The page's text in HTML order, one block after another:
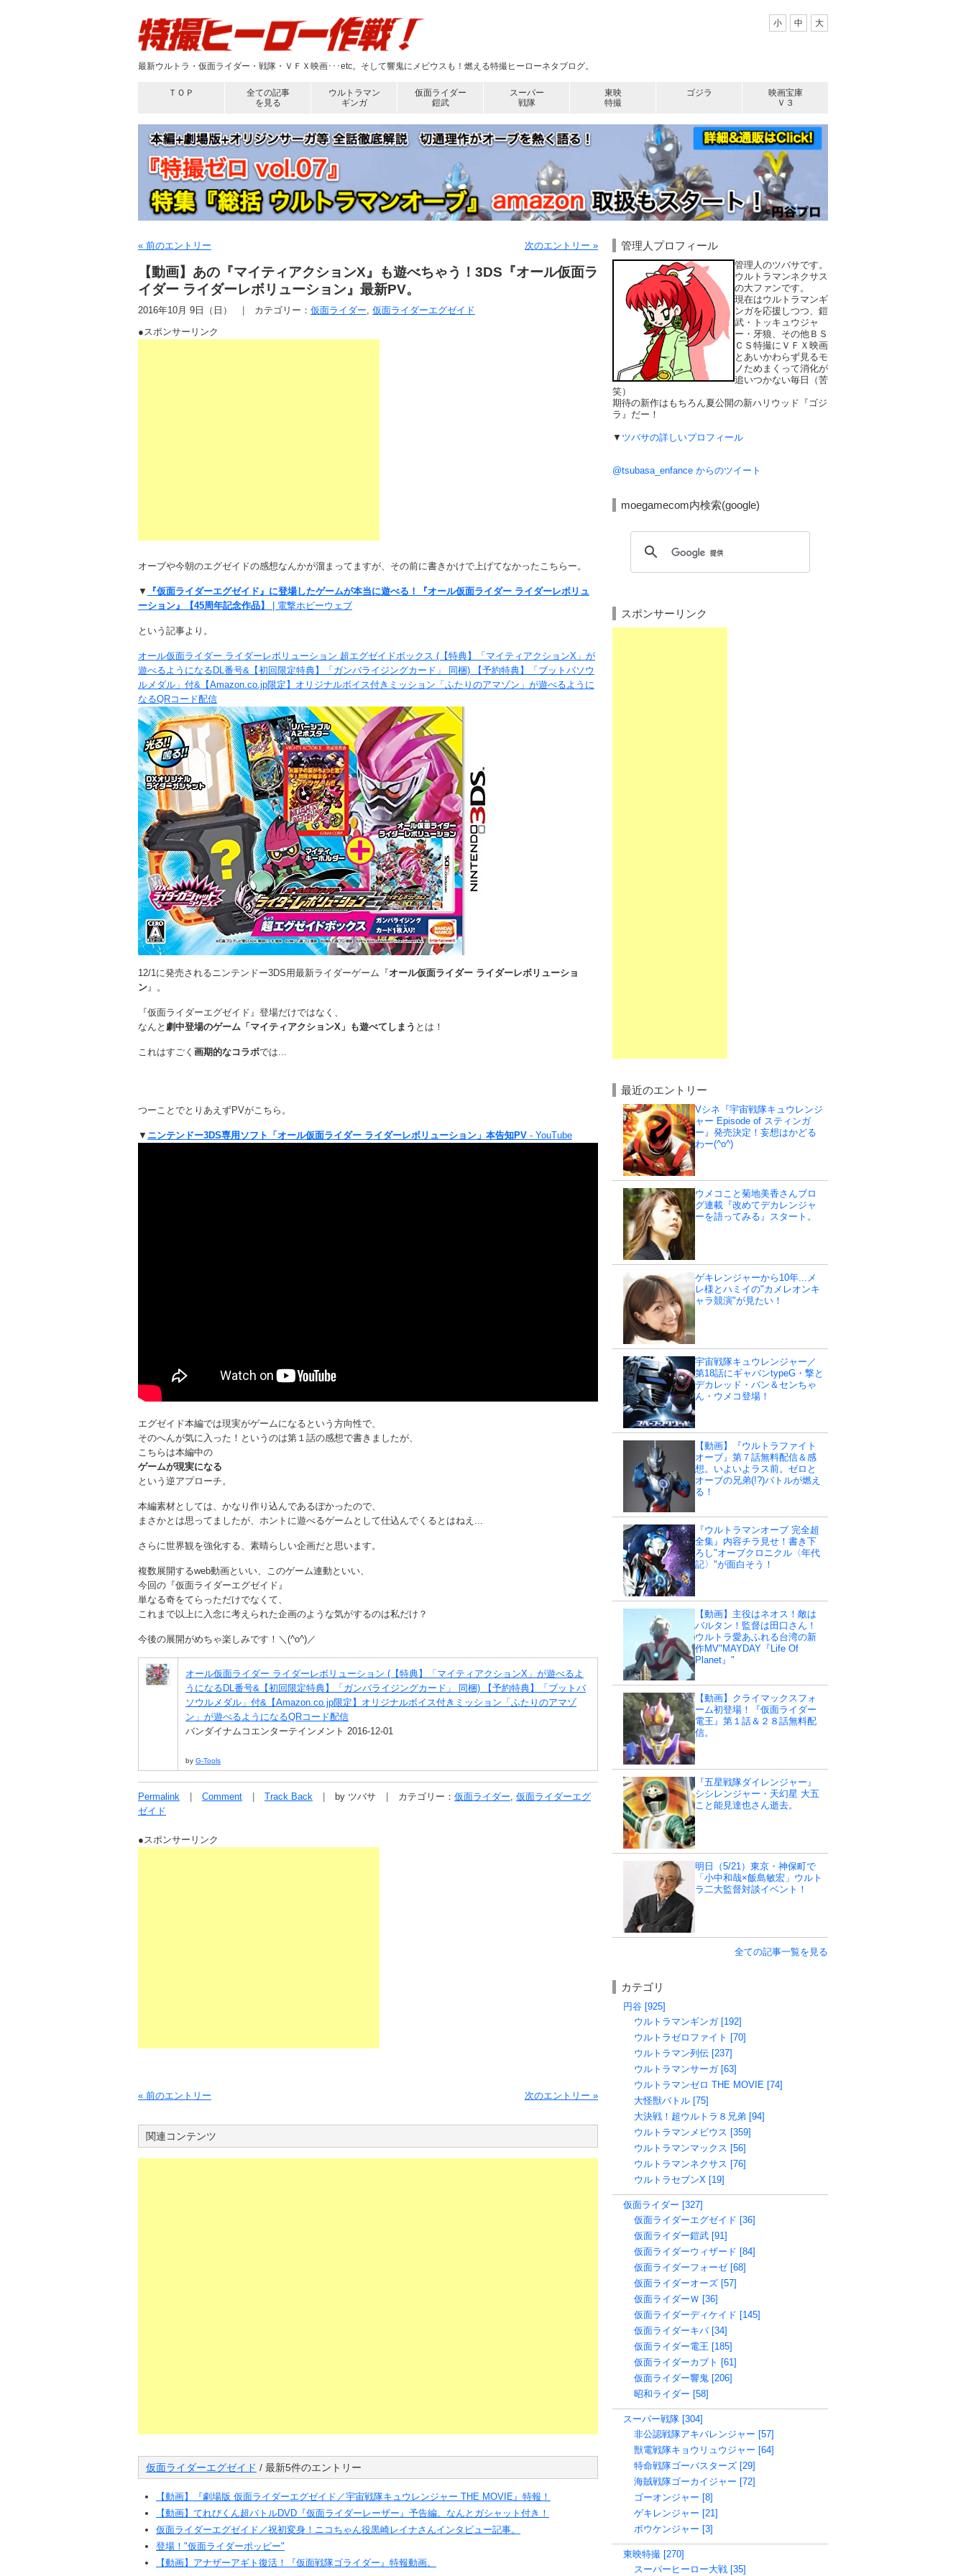
最新ウルトラ・仮面ライダー・戦隊・ＶＦＸ映画･･･etc。そして響鬼にメビウスも！燃える特撮ヒーローネタブログ。
ＴＯＰ
全ての記事
を見る
ウルトラマン
ギンガ
仮面ライダー
鎧武
スーパー
戦隊
東映
特撮
ゴジラ
映画宝庫
Ｖ３
小 中 大
« 前のエントリー 次のエントリー »
【動画】あの『マイティアクションX』も遊べちゃう！3DS『オール仮面ラ
イダー ライダーレボリューション』最新PV。
2016年10月 9日（日） カテゴリー： 仮面ライダー, 仮面ライダーエグゼイド
●スポンサーリンク
オーブや今朝のエグゼイドの感想なんかが溜まってますが、その前に書きかけで上げてなかったこちらー。
▼
『仮面ライダーエグゼイド』に登場したゲームが本当に遊べる！『オール仮面ライダー ライダーレボリュ
ーション』【45周年記念作品】
| 電撃ホビーウェブ
という記事より。
オール仮面ライダー ライダーレボリューション 超エグゼイドボックス (【特典】「マイティアクションX」が
遊べるようになるDL番号&【初回限定特典】「ガンバライジングカード」 同梱) 【予約特典】「ブットバソウ
ルメダル」付&【Amazon.co.jp限定】オリジナルボイス付きミッション「ふたりのアマゾン」が遊べるように
なるQRコード配信
12/1に発売されるニンテンドー3DS用最新ライダーゲーム『オール仮面ライダー ライダーレボリューショ
ン』。
『仮面ライダーエグゼイド』登場だけではなく、
なんと 劇中登場のゲーム「マイティアクションX」も遊べてしまう とは！
これはすごく 画期的なコラボでは...
つーことでとりあえずPVがこちら。
▼ ニンテンドー3DS専用ソフト「オール仮面ライダー ライダーレボリューション」本告知PV - YouTube
エグゼイド本編では現実がゲームになるという方向性で、
そのへんが気に入った！というのは第１話の感想で書きましたが、
こちらは本編中の
ゲームが現実になる
という逆アプローチ。
本編素材としては、かなり作り込んであるぽかったので、
まさかとは思ってましたが、ホントに遊べるゲームとして仕込んでくるとはねえ...
さらに世界観を強化する、素晴らしい企画だと思います。
複数展開するweb動画といい、このゲーム連動といい、
今回の『仮面ライダーエグゼイド』
単なる奇をてらっただけでなくて、
これまで以上に入念に考えられた企画のような気がするのは私だけ？
今後の展開がめちゃ楽しみです！＼(^o^)／
オール仮面ライダー ライダーレボリューション (【特典】「マイティアクションX」が遊べるよ
うになるDL番号&【初回限定特典】「ガンバライジングカード」 同梱) 【予約特典】「ブットバ
ソウルメダル」付&【Amazon.co.jp限定】オリジナルボイス付きミッション「ふたりのアマゾ
ン」が遊べるようになるQRコード配信
バンダイナムコエンターテインメント 2016-12-01
by G-Tools
Permalink Comment Track Back by ツバサ カテゴリー： 仮面ライダー, 仮面ライダーエグ
ゼイド
●スポンサーリンク
« 前のエントリー 次のエントリー »
関連コンテンツ
仮面ライダーエグゼイド / 最新5件のエントリー
【動画】『劇場版 仮面ライダーエグゼイド／宇宙戦隊キュウレンジャー THE MOVIE』特報！
【動画】てれびくん超バトルDVD『仮面ライダーレーザー』予告編。なんとガシャット付き！
仮面ライダーエグゼイド／祝初変身！ニコちゃん役黒崎レイナさんインタビュー記事。
登場！"仮面ライダーポッピー"
【動画】アナザーアギト復活！『仮面戦隊ゴライダー』特報動画。
管理人プロフィール
管理人のツバサです。
ウルトラマンネクサス
の大ファンです。
現在はウルトラマンギ
ンガを応援しつつ、鎧
武・トッキュウジャ
ー・牙狼、その他ＢＳ
ＣＳ特撮にＶＦＸ映画
とあいかわらず見るモ
ノためまくって消化が
追いつかない毎日（苦
笑）
期待の新作はもちろん夏公開の新ハリウッド『ゴジ
ラ』だー！
▼ ツバサの詳しいプロフィール
@tsubasa_enfance からのツイート
moegamecom内検索(google)
スポンサーリンク
最近のエントリー
Vシネ『宇宙戦隊キュウレンジ
ャー Episode of スティンガ
ー』発売決定！妄想はかどる
わー(^o^)
ウメコこと菊地美香さんブロ
グ連載『改めてデカレンジャ
ーを語ってみる』スタート。
ゲキレンジャーから10年...メ
レ様とハミイの"カメレオンキ
ャラ競演"が見たい！
宇宙戦隊キュウレンジャー／
第18話にギャバンtypeG・撃と
デカレッド・バン＆センちゃ
ん・ウメコ登場！
【動画】『ウルトラファイト
オーブ』第７話無料配信＆感
想。いよいよラス前。ゼロと
オーブの兄弟(!?)バトルが燃え
る！
『ウルトラマンオーブ 完全超
全集』内容チラ見せ！書き下
ろし"オーブクロニクル〈年代
記〉"が面白そう！
【動画】主役はネオス！敵は
バルタン！監督は田口さん！
ウルトラ愛あふれる台湾の新
作MV"MAYDAY『Life Of
Planet』"
【動画】クライマックスフォ
ーム初登場！『仮面ライダー
電王』第１話＆２８話無料配
信。
『五星戦隊ダイレンジャー』
シシレンジャー・天幻星 大五
こと能見達也さん逝去。
明日（5/21）東京・神保町で
「小中和哉×飯島敏宏」ウルト
ラ二大監督対談イベント！
全ての記事一覧を見る
カテゴリ
円谷 [925]
ウルトラマンギンガ [192]
ウルトラゼロファイト [70]
ウルトラマン列伝 [237]
ウルトラマンサーガ [63]
ウルトラマンゼロ THE MOVIE [74]
大怪獣バトル [75]
大決戦！超ウルトラ８兄弟 [94]
ウルトラマンメビウス [359]
ウルトラマンマックス [56]
ウルトラマンネクサス [76]
ウルトラセブンX [19]
仮面ライダー [327]
仮面ライダーエグゼイド [36]
仮面ライダー鎧武 [91]
仮面ライダーウィザード [84]
仮面ライダーフォーゼ [68]
仮面ライダーオーズ [57]
仮面ライダーＷ [36]
仮面ライダーディケイド [145]
仮面ライダーキバ [34]
仮面ライダー電王 [185]
仮面ライダーカブト [61]
仮面ライダー響鬼 [206]
昭和ライダー [58]
スーパー戦隊 [304]
非公認戦隊アキバレンジャー [57]
獣電戦隊キョウリュウジャー [64]
特命戦隊ゴーバスターズ [29]
海賊戦隊ゴーカイジャー [72]
ゴーオンジャー [8]
ゲキレンジャー [21]
ボウケンジャー [3]
東映特撮 [270]
スーパーヒーロー大戦 [35]